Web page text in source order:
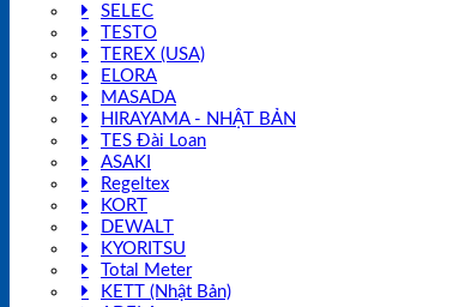
SELEC
TESTO
TEREX (USA)
ELORA
MASADA
HIRAYAMA - NHẬT BẢN
TES Đài Loan
ASAKI
Regeltex
KORT
DEWALT
KYORITSU
Total Meter
KETT (Nhật Bản)